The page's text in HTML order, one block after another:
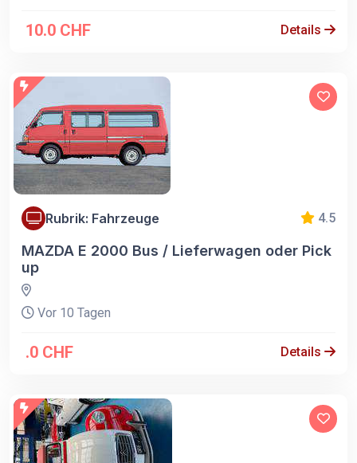
10.0 CHF Details
Rubrik: Fahrzeuge 4.5
MAZDA E 2000 Bus / Lieferwagen oder Pick
up
Vor 10 Tagen
.0 CHF Details